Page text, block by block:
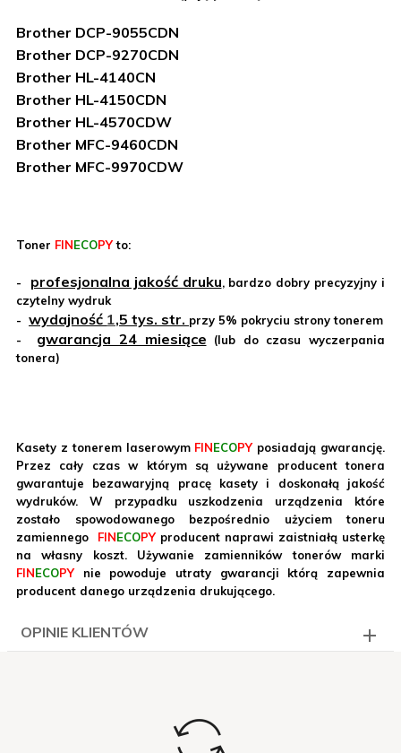
Brother DCP-9055CDN
Brother DCP-9270CDN
Brother HL-4140CN
Brother HL-4150CDN
Brother HL-4570CDW
Brother MFC-9460CDN
Brother MFC-9970CDW
Toner FINECOPYto:
- profesjonalna jakość druku, bardzo dobry precyzyjny i
czytelny wydruk
- wydajność 1,5 tys. str. przy 5% pokryciu strony tonerem
- gwarancja 24 miesiące (lub do czasu wyczerpania
tonera)
Kasety z tonerem laserowym FINECOPY posiadają gwarancję.
Przez cały czas w którym są używane producent tonera
gwarantuje bezawaryjną pracę kasety i doskonałą jakość
wydruków. W przypadku uszkodzenia urządzenia które
zostało spowodowanego bezpośrednio użyciem toneru
zamiennego FINECOPYproducent naprawi zaistniałą usterkę
na własny koszt. Używanie zamienników tonerów marki
FINECOPYnie powoduje utraty gwarancji którą zapewnia
producent danego urządzenia drukującego.
OPINIE KLIENTÓW